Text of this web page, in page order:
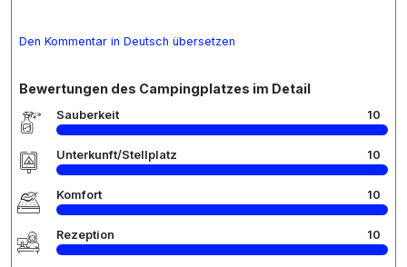
Den Kommentar in Deutsch übersetzen
Bewertungen des Campingplatzes im Detail
Sauberkeit 10
Unterkunft/Stellplatz 10
Komfort 10
Rezeption 10